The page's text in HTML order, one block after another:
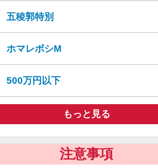
五稜郭特別
ホマレボシM
500万円以下
もっと見る
注意事項